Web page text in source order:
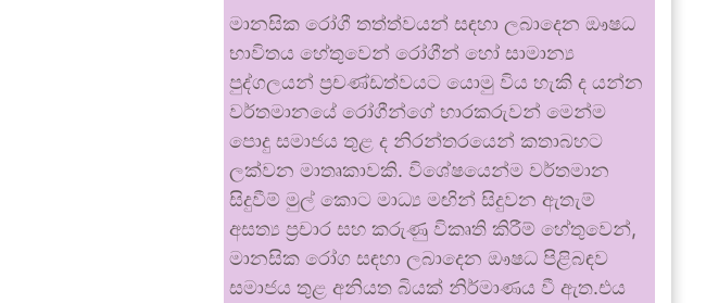
මානසික රෝගී තත්ත්වයන් සඳහා ලබාදෙන ඖෂධ
භාවිතය හේතුවෙන් රෝගීන් හෝ සාමාන්‍ය
පුද්ගලයන් ප්‍රචණ්ඩත්වයට යොමු විය හැකි ද යන්න
වර්තමානයේ රෝගීන්ගේ භාරකරුවන් මෙන්ම
පොදු සමාජය තුළ ද නිරන්තරයෙන් කතාබහට
ලක්වන මාතෘකාවකි. විශේෂයෙන්ම වර්තමාන
සිදුවීම් මුල් කොට මාධ්‍ය මඟින් සිදුවන ඇතැම්
අසත්‍ය ප්‍රචාර සහ කරුණු විකෘති කිරීම් හේතුවෙන්,
මානසික රෝග සඳහා ලබාදෙන ඖෂධ පිළිබඳව
සමාජය තුළ අනියත බියක් නිර්මාණය වී ඇත.එය